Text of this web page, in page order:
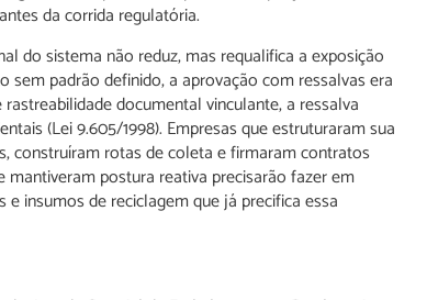
da corrida regulatória.
do sistema não reduz, mas requalifica a exposição
padrão definido, a aprovação com ressalvas era
documental vinculante, a ressalva
(Lei 9.605/1998). Empresas que estruturaram sua
construíram rotas de coleta e firmaram contratos
postura reativa precisarão fazer em
insumos de reciclagem que já precifica essa